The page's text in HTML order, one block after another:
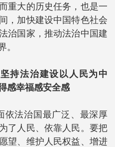
重大的历史任务，也是一
，加快建设中国特色社会
治国家，推动法治中国建
。
持法治建设以人民为中
感幸福感安全感
依法治国最广泛、最深厚
了人民、依靠人民。要把
望、维护人民权益、增进